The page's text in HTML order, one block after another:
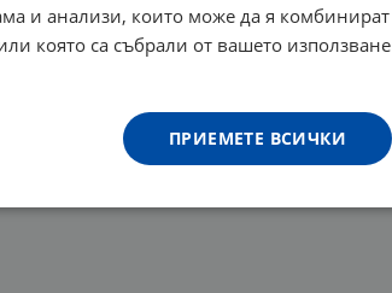
и анализи, които може да я комбинират
която са събрали от вашето използване
ПРИЕМЕТЕ ВСИЧКИ